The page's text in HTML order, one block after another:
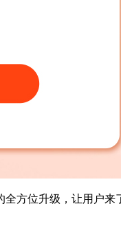
全方位升级，让用户来